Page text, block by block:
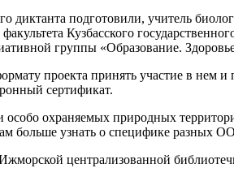
диктанта подготовили, учитель
Кузбасского
группы «Образование.
проекта принять участие в нем
сертификат.
особо охраняемых природных
больше узнать о специфике разных
централизованной